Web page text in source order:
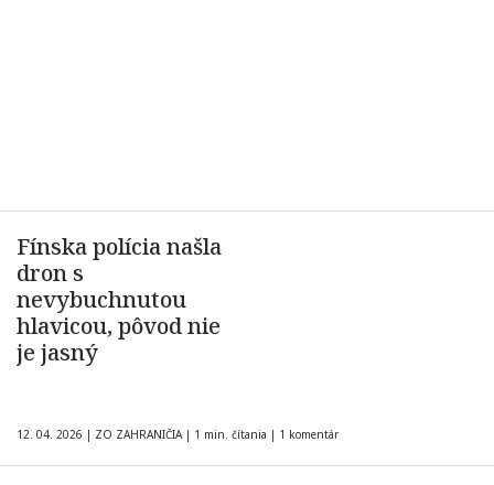
Fínska polícia našla
dron s
nevybuchnutou
hlavicou, pôvod nie
je jasný
12. 04. 2026 | ZO ZAHRANIČIA | 1 min. čítania | 1 komentár